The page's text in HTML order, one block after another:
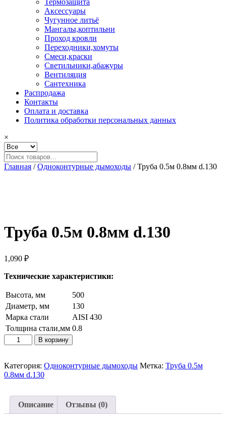
Термозащита
Аксессуары
Чугунное литьё
Мангалы,коптильни
Проход кровли
Переходники,хомуты
Смеси,краски
Светильники,абажуры
Вентиляция
Сантехника
Распродажа
Контакты
Оплата и доставка
Политика обработки персональных данных
×
Главная /Одноконтурные дымоходы / Труба 0.5м 0.8мм d.130
Труба 0.5м 0.8мм d.130
1,090 ₽
Технические характеристики:
Высота, мм
500
Диаметр, мм
130
Марка стали
AISI 430
Толщина стали,мм 0.8
Количество
товара
0.5м
0.8мм
В корзину
Категория: Одноконтурные дымоходы Метка: Труба 0.5м
0.8мм d.130
Описание Отзывы (0)